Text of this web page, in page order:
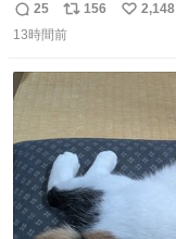
返
信
25
リ
ポ
156
い
2,148
13時間前